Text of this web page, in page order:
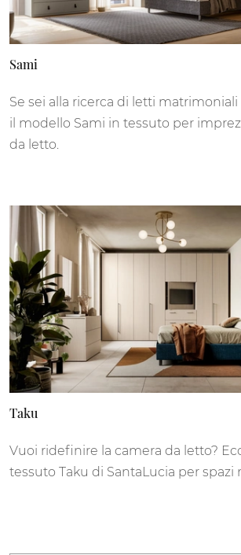
Sami
Se sei alla ricerca di letti
il modello Sami in tessuto per
da letto.
Taku
Vuoi ridefinire la camera da letto?
tessuto Taku di SantaLucia per spazi